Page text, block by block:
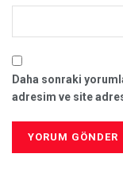
Daha sonraki
adresim ve site